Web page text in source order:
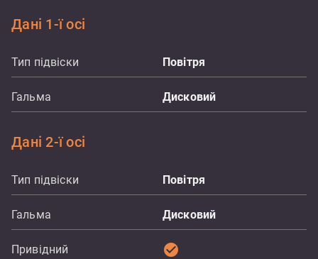
Дані 1-ї осі
Тип підвіски Повітря
Гальма Дисковий
Дані 2-ї осі
Тип підвіски Повітря
Гальма Дисковий
Привідний check_circle